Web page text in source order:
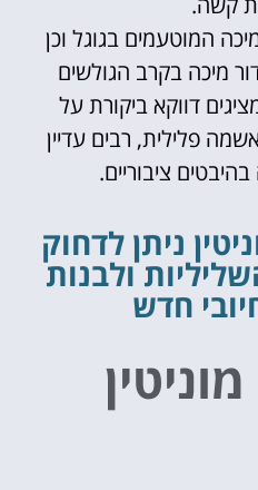
המוטעמים בגוגל וכן
מיכה בקרב הגולשים
דווקא ביקורת על
פלילית, רבים עדיין
ציבוריים.
ניתן לדחוק
ולבנות
חדש
בא לך להיות הכי טוב בגוגל?
זה בסך הכל מרחק של קליק אחד👇
יצירת קשר